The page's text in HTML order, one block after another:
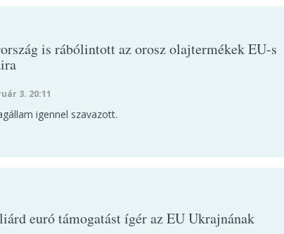
is rábólintott az orosz olajtermékek EU-s
3. 20:11
igennel szavazott.
euró támogatást ígér az EU Ukrajnának